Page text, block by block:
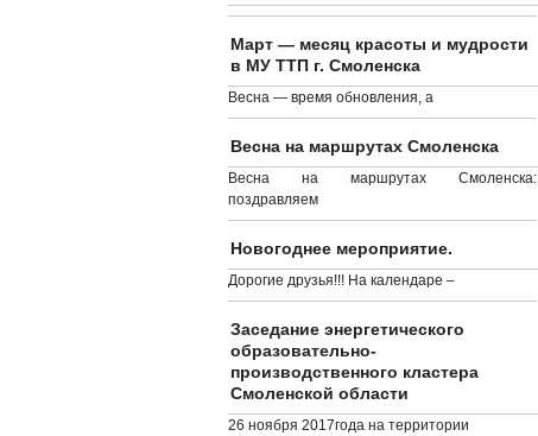
Март — месяц красоты и мудрости
в МУ ТТП г. Смоленска
Весна — время обновления, а
Весна на маршрутах Смоленска
Весна на маршрутах Смоленска:
поздравляем
Новогоднее мероприятие.
Дорогие друзья!!! На календаре –
Заседание энергетического
образовательно-
производственного кластера
Смоленской области
26 ноября 2017года на территории